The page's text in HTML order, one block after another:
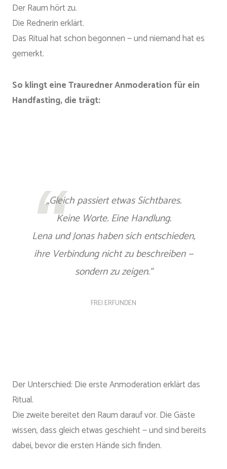
Der Raum hört zu.
Die Rednerin erklärt.
Das Ritual hat schon begonnen — und niemand hat es
gemerkt.
So klingt eine Trauredner Anmoderation für ein
Handfasting, die trägt:
„Gleich passiert etwas Sichtbares.
Keine Worte. Eine Handlung.
Lena und Jonas haben sich entschieden,
ihre Verbindung nicht zu beschreiben —
sondern zu zeigen.“
FREI ERFUNDEN
Der Unterschied: Die erste Anmoderation erklärt das
Ritual.
Die zweite bereitet den Raum darauf vor. Die Gäste
wissen, dass gleich etwas geschieht — und sind bereits
dabei, bevor die ersten Hände sich finden.